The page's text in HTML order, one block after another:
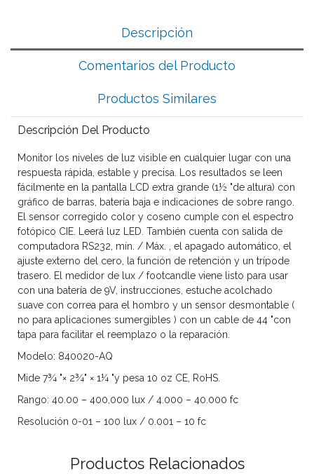
Descripción
Comentarios del Producto
Productos Similares
Descripción Del Producto
Monitor los niveles de luz visible en cualquier lugar con una
respuesta rápida, estable y precisa. Los resultados se leen
fácilmente en la pantalla LCD extra grande (1½ "de altura) con
gráfico de barras, batería baja e indicaciones de sobre rango.
El sensor corregido color y coseno cumple con el espectro
fotópico CIE. Leerá luz LED. También cuenta con salida de
computadora RS232, mín. / Máx. , el apagado automático, el
ajuste externo del cero, la función de retención y un trípode
trasero. El medidor de lux / footcandle viene listo para usar
con una batería de 9V, instrucciones, estuche acolchado
suave con correa para el hombro y un sensor desmontable (
no para aplicaciones sumergibles ) con un cable de 44 "con
tapa para facilitar el reemplazo o la reparación.
Modelo: 840020-AQ
Mide 7¾ "× 2¾" × 1¼ "y pesa 10 oz CE, RoHS.
Rango: 40.00 – 400,000 lux / 4.000 – 40.000 fc
Resolución 0-01 – 100 lux / 0.001 – 10 fc
Productos Relacionados